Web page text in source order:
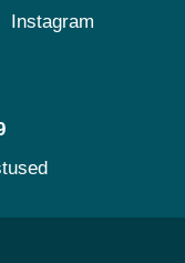
Instagram